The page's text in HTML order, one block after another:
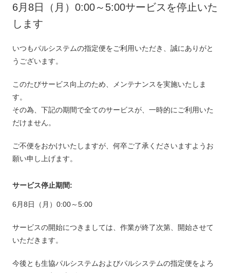
6月8日（月）0:00～5:00サービスを停止いた
します
いつもパルシステムの指定便をご利用いただき、誠にありがと
うございます。
このたびサービス向上のため、メンテナンスを実施いたしま
す。
その為、下記の期間で全てのサービスが、一時的にご利用いた
だけません。
ご不便をおかけいたしますが、何卒ご了承くださいますようお
願い申し上げます。
サービス停止期間:
6月8日（月）0:00～5:00
サービスの開始につきましては、作業が終了次第、開始させて
いただきます。
今後とも生協パルシステムおよびパルシステムの指定便をよろ